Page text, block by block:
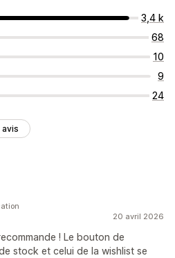
3,4 k
68
10
9
24
avis
20 avril 2026
! Le bouton de
stock et celui de la wishlist se